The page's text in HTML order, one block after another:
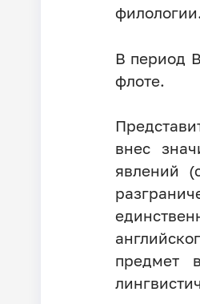
В период
флоте.
внес
явлений
предмет